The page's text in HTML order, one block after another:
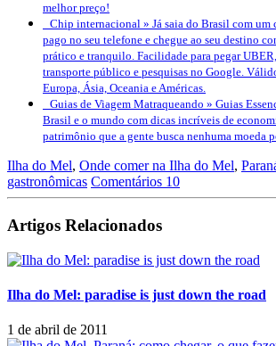
melhor preço!
Chip internacional » Já saia do Brasil com
pago no seu telefone e chegue ao seu destino
prático e tranquilo. Facilidade para pegar
transporte público e pesquisas no Google.
Europa, Ásia, Oceania e Américas.
Guias de Viagem Matraqueando » Guias
Brasil e o mundo com dicas incríveis de
patrimônio que a gente busca nenhuma moeda
Ilha do Mel, Onde comer na Ilha do Mel,
gastronômicas Comentários 10
Artigos Relacionados
Ilha do Mel: paradise is just down the road
1 de abril de 2011